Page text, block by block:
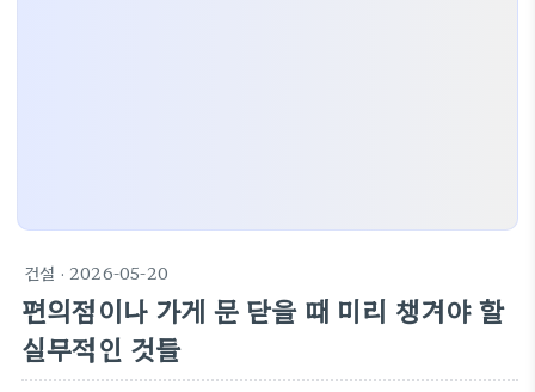
건설 · 2026-05-20
편의점이나 가게 문 닫을 때 미리 챙겨야 할
실무적인 것들